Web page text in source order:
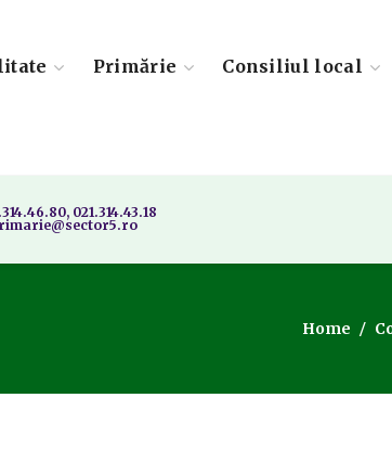
Primărie Consiliul local
021.314.43.18
Home